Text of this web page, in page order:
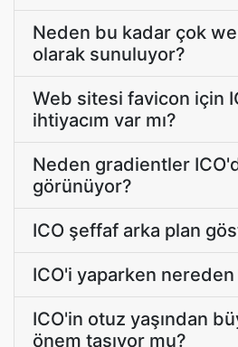
Neden bu kadar çok
olarak sunuluyor?
Web sitesi favicon için
ihtiyacım var mı?
Neden gradientler
görünüyor?
ICO şeffaf arka plan
ICO'i yaparken nereden
ICO'in otuz yaşından
önem taşıyor mu?